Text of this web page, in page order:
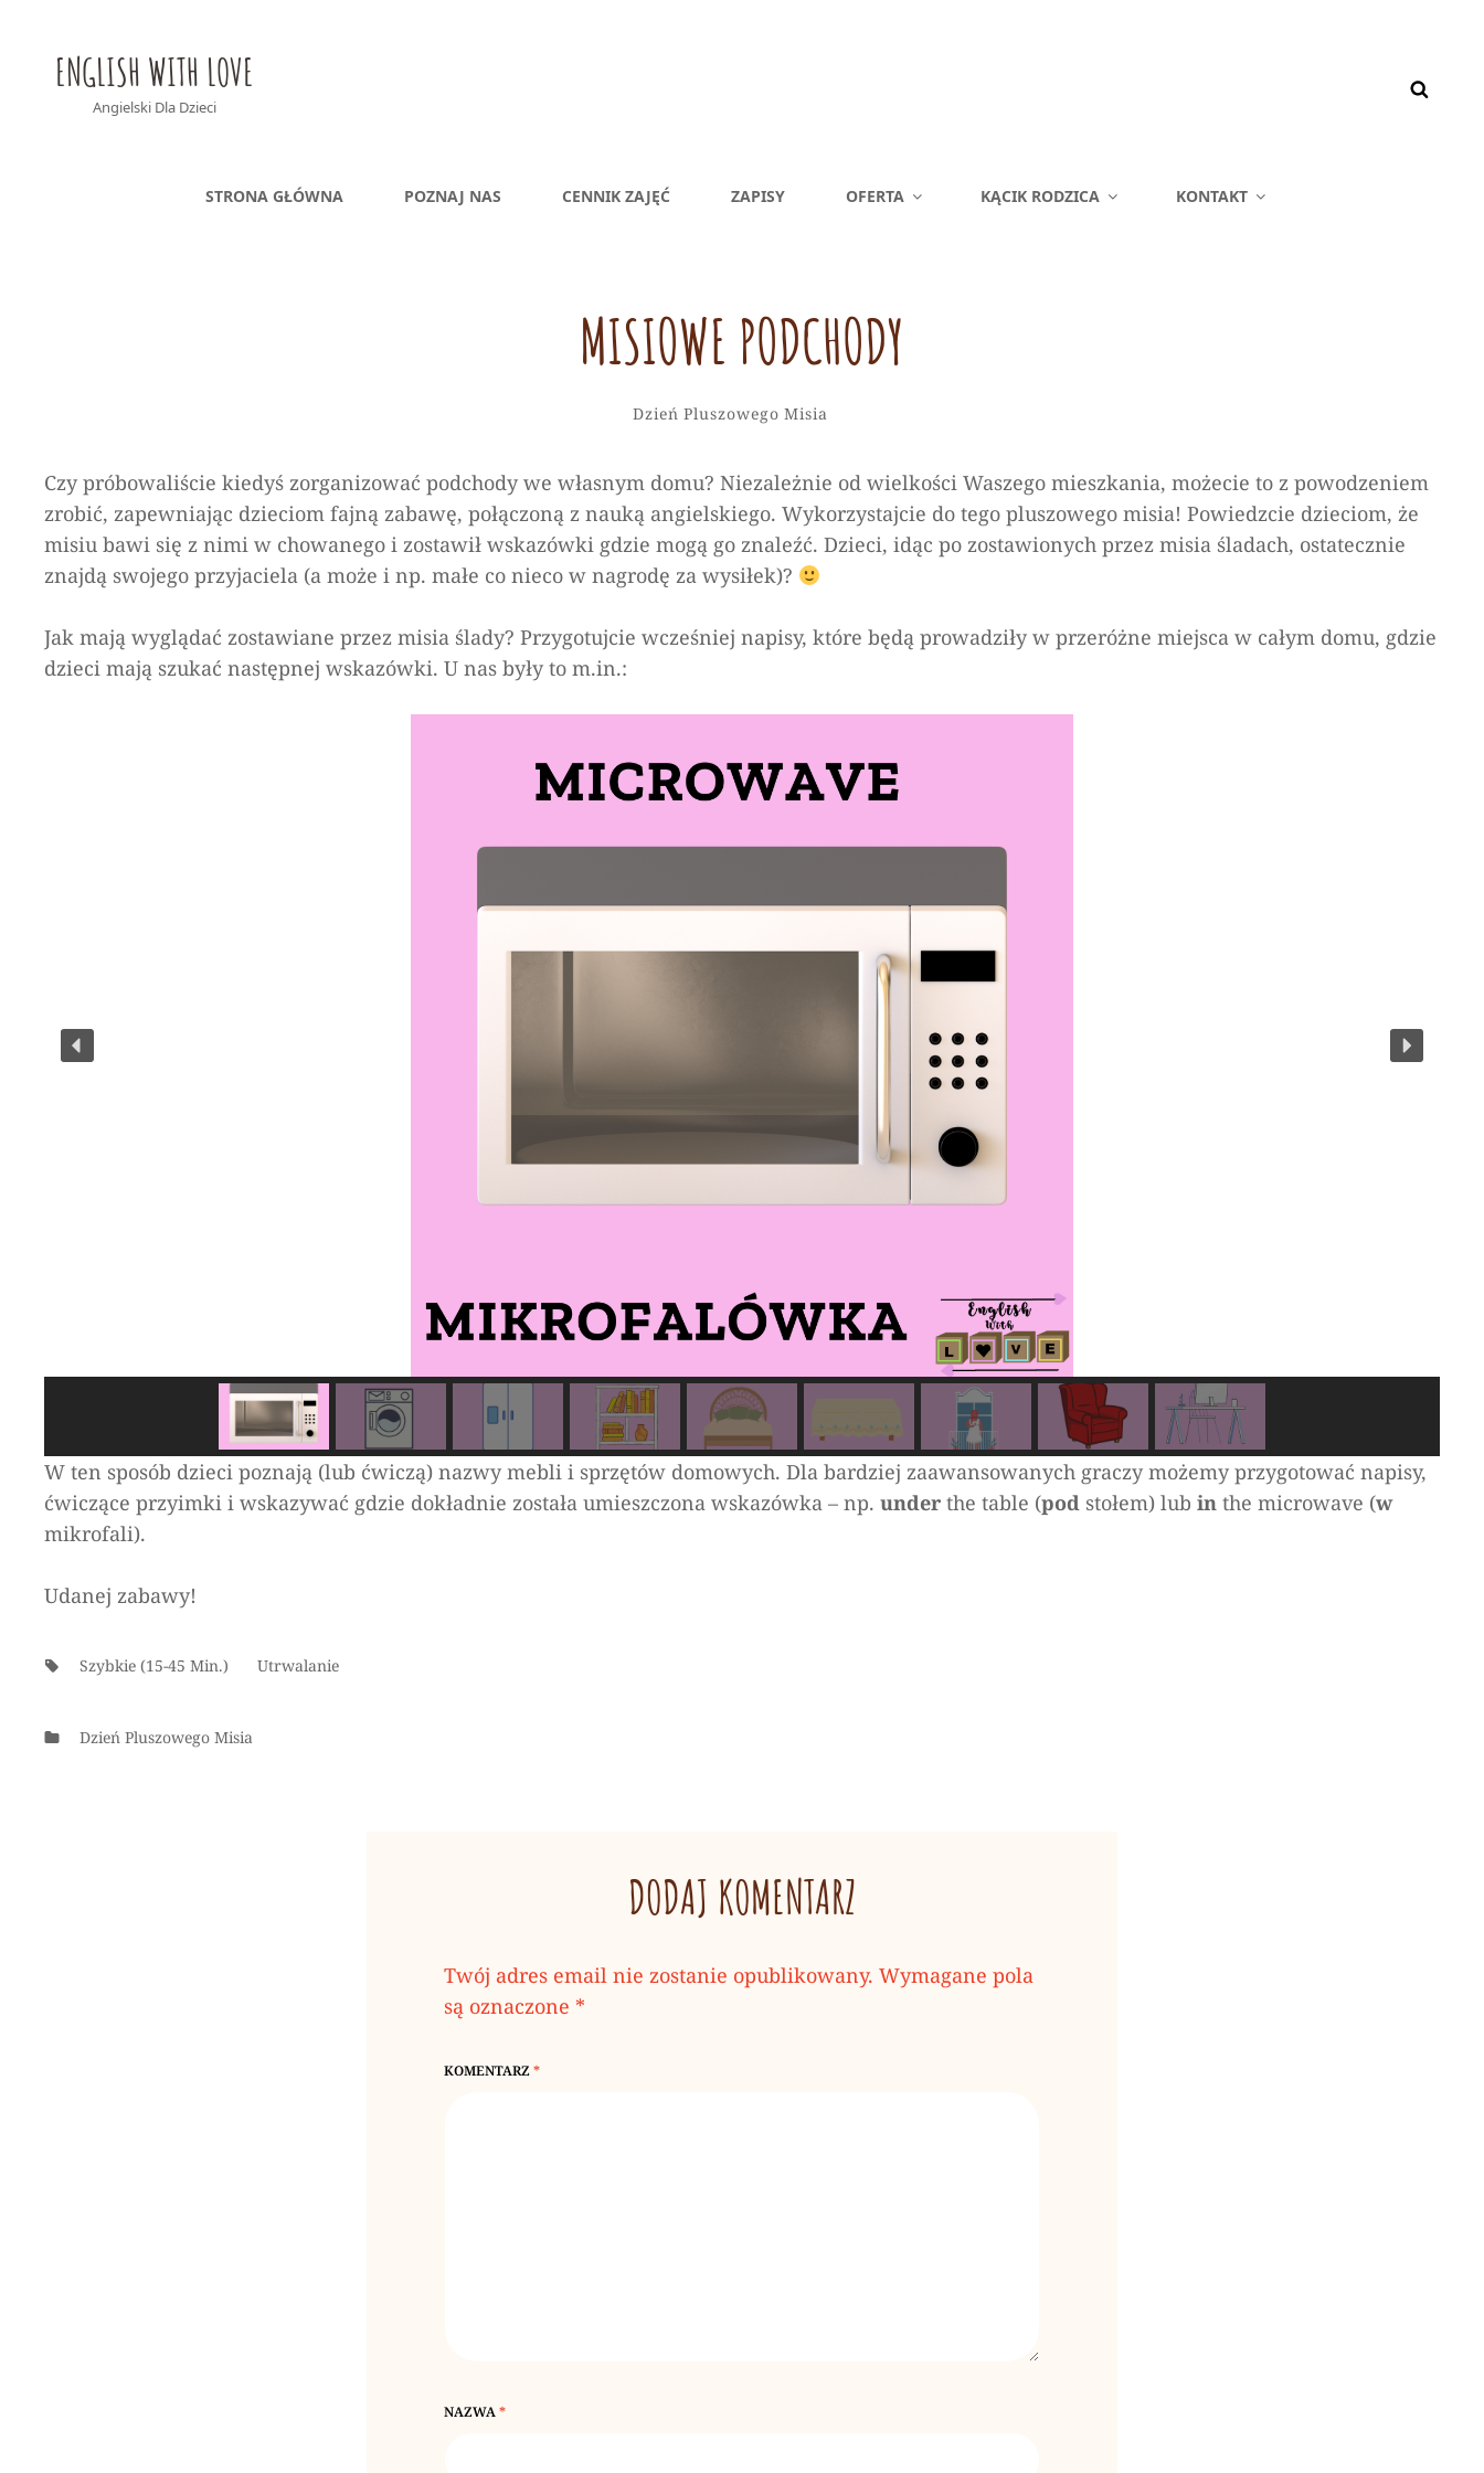
ENGLISH WITH LOVE
Angielski Dla Dzieci
STRONA GŁÓWNA POZNAJ NAS CENNIK ZAJĘĆ ZAPISY OFERTA KĄCIK RODZICA KONTAKT
MISIOWE PODCHODY
Categories
Dzień Pluszowego Misia
comment
on
Misiowe
podchody
Czy próbowaliście kiedyś zorganizować podchody we własnym domu? Niezależnie od wielkości Waszego mieszkania, możecie to z powodzeniem
zrobić, zapewniając dzieciom fajną zabawę, połączoną z nauką angielskiego. Wykorzystajcie do tego pluszowego misia! Powiedzcie dzieciom, że
misiu bawi się z nimi w chowanego i zostawił wskazówki gdzie mogą go znaleźć. Dzieci, idąc po zostawionych przez misia śladach, ostatecznie
znajdą swojego przyjaciela (a może i np. małe co nieco w nagrodę za wysiłek)?
Jak mają wyglądać zostawiane przez misia ślady? Przygotujcie wcześniej napisy, które będą prowadziły w przeróżne miejsca w całym domu, gdzie
dzieci mają szukać następnej wskazówki. U nas były to m.in.:
W ten sposób dzieci poznają (lub ćwiczą) nazwy mebli i sprzętów domowych. Dla bardziej zaawansowanych graczy możemy przygotować napisy,
ćwiczące przyimki i wskazywać gdzie dokładnie została umieszczona wskazówka – np. under the table (pod stołem) lub in the microwave (w
mikrofali).
Udanej zabawy!
Tags:
Szybkie (15-45 Min.) Utrwalanie
Categories
Dzień Pluszowego Misia
DODAJ KOMENTARZ
Twój adres email nie zostanie opublikowany. Wymagane pola
są oznaczone *
KOMENTARZ*
NAZWA*